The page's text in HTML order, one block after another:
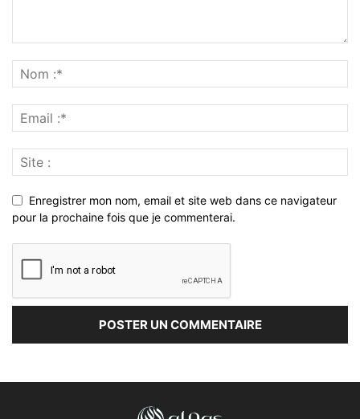
Enregistrer mon nom, email et site web dans ce navigateur
pour la prochaine fois que je commenterai.